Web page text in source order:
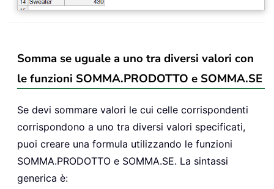
Somma se uguale a uno tra diversi valori con
le funzioni SOMMA.PRODOTTO e SOMMA.SE
Se devi sommare valori le cui celle corrispondenti
corrispondono a uno tra diversi valori specificati,
puoi creare una formula utilizzando le funzioni
SOMMA.PRODOTTO e SOMMA.SE. La sintassi
generica è: